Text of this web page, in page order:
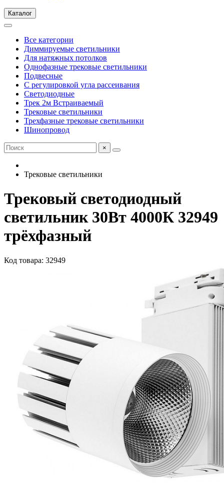
Каталог
Все категории
Диммируемые светильники
Для натяжных потолков
Однофазные трековые светильники
Подвесные
С регулировкой угла рассеивания
Светодиодные
Трек 2м Встраиваемый
Трековые светильники
Трехфазные трековые светильники
Шинопровод
×
Трековые светильники
Трековый светодиодный
светильник 30Вт 4000К 32949
трёхфазный
Код товара: 32949